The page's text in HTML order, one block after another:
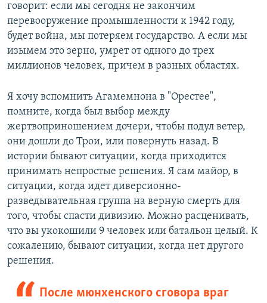
говорит: если мы сегодня не закончим
перевооружение промышленности к 1942 году,
будет война, мы потеряем государство. А если мы
изымем это зерно, умрет от одного до трех
миллионов человек, причем в разных областях.
Я хочу вспомнить Агамемнона в "Орестее",
помните, когда был выбор между
жертвоприношением дочери, чтобы подул ветер,
они дошли до Трои, или повернуть назад. В
истории бывают ситуации, когда приходится
принимать непростые решения. Я сам майор, в
ситуации, когда идет диверсионно-
разведывательная группа на верную смерть для
того, чтобы спасти дивизию. Можно расценивать,
что вы укокошили 9 человек или батальон целый. К
сожалению, бывают ситуации, когда нет другого
решения.
После мюнхенского сговора враг